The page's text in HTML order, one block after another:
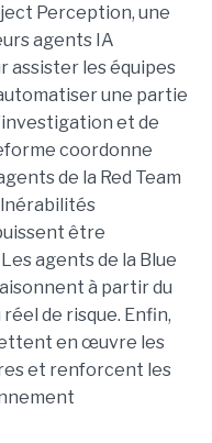
Perception, une
agents IA
assister les équipes
une partie
et de
coordonne
de la Red Team
être
agents de la Blue
à partir du
de risque. Enfin,
en œuvre les
et renforcent les